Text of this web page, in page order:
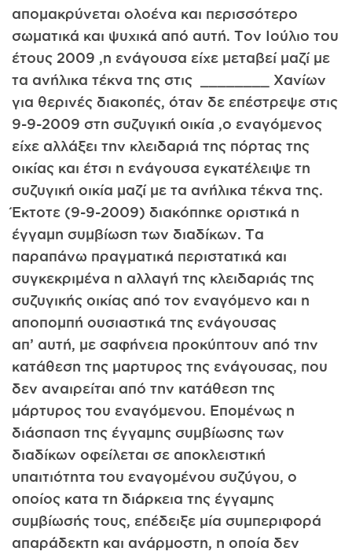
απομακρύνεται ολοένα και περισσότερο
σωματικά και ψυχικά από αυτή. Τον Ιούλιο του
έτους 2009 ,η ενάγουσα είχε μεταβεί μαζί με
τα ανήλικα τέκνα της στις ________ Χανίων
για θερινές διακοπές, όταν δε επέστρεψε στις
9-9-2009 στη συζυγική οικία ,ο εναγόμενος
είχε αλλάξει την κλειδαριά της πόρτας της
οικίας και έτσι η ενάγουσα εγκατέλειψε τη
συζυγική οικία μαζί με τα ανήλικα τέκνα της.
Έκτοτε (9-9-2009) διακόπηκε οριστικά η
έγγαμη συμβίωση των διαδίκων. Τα
παραπάνω πραγματικά περιστατικά και
συγκεκριμένα η αλλαγή της κλειδαριάς της
συζυγικής οικίας από τον εναγόμενο και η
αποπομπή ουσιαστικά της ενάγουσας
απ’ αυτή, με σαφήνεια προκύπτουν από την
κατάθεση της μαρτυρος της ενάγουσας, που
δεν αναιρείται από την κατάθεση της
μάρτυρος του εναγόμενου. Επομένως η
διάσπαση της έγγαμης συμβίωσης των
διαδίκων οφείλεται σε αποκλειστική
υπαιτιότητα του εναγομένου συζύγου, ο
οποίος κατα τη διάρκεια της έγγαμης
συμβίωσής τους, επέδειξε μία συμπεριφορά
απαράδεκτη και ανάρμοστη, η οποία δεν